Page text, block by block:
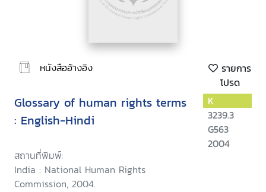
หนังสืออ้างอิง
รายการ
โปรด
Glossary of human rights terms
: English-Hindi
สถานที่พิมพ์:
India : National Human Rights
Commission, 2004.
K
3239.3
G563
2004